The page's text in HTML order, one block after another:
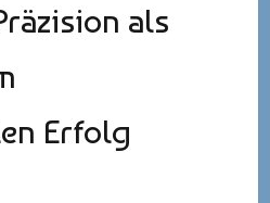
als
Erfolg